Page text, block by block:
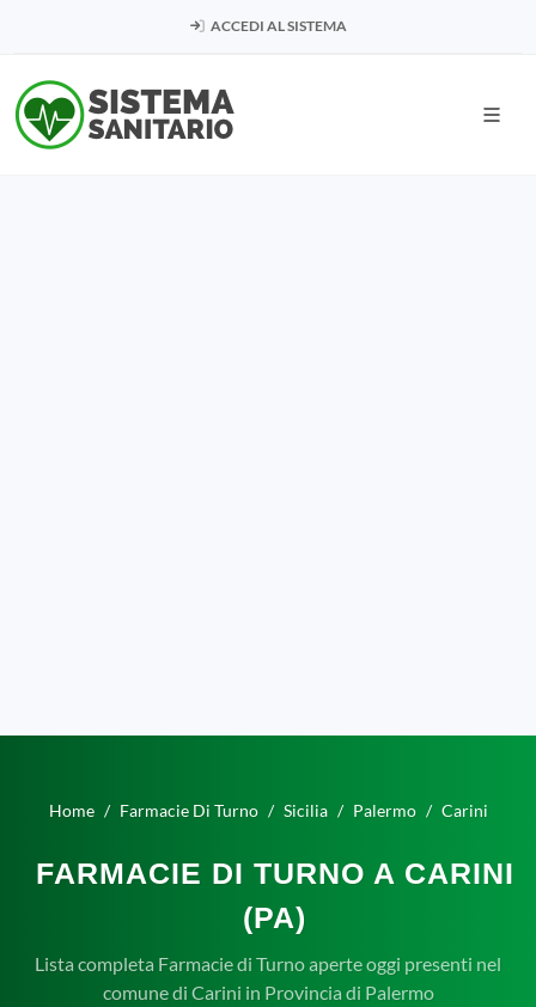
ACCEDI AL SISTEMA
Home Farmacie Di Turno Sicilia Palermo Carini
FARMACIE DI TURNO A CARINI
(PA)
Lista completa Farmacie di Turno aperte oggi presenti nel
comune di Carini in Provincia di Palermo